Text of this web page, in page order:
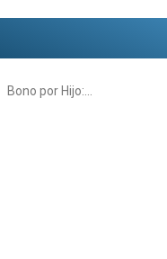
Bono por Hijo:…